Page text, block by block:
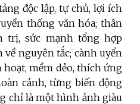
độc lập, tự chủ, lợi ích
thống văn hóa; thân
trị, sức mạnh tổng hợp
nguyên tắc; cành uyển
mềm dẻo, thích ứng
cảnh, từng biến động
chỉ là một hình ảnh giàu